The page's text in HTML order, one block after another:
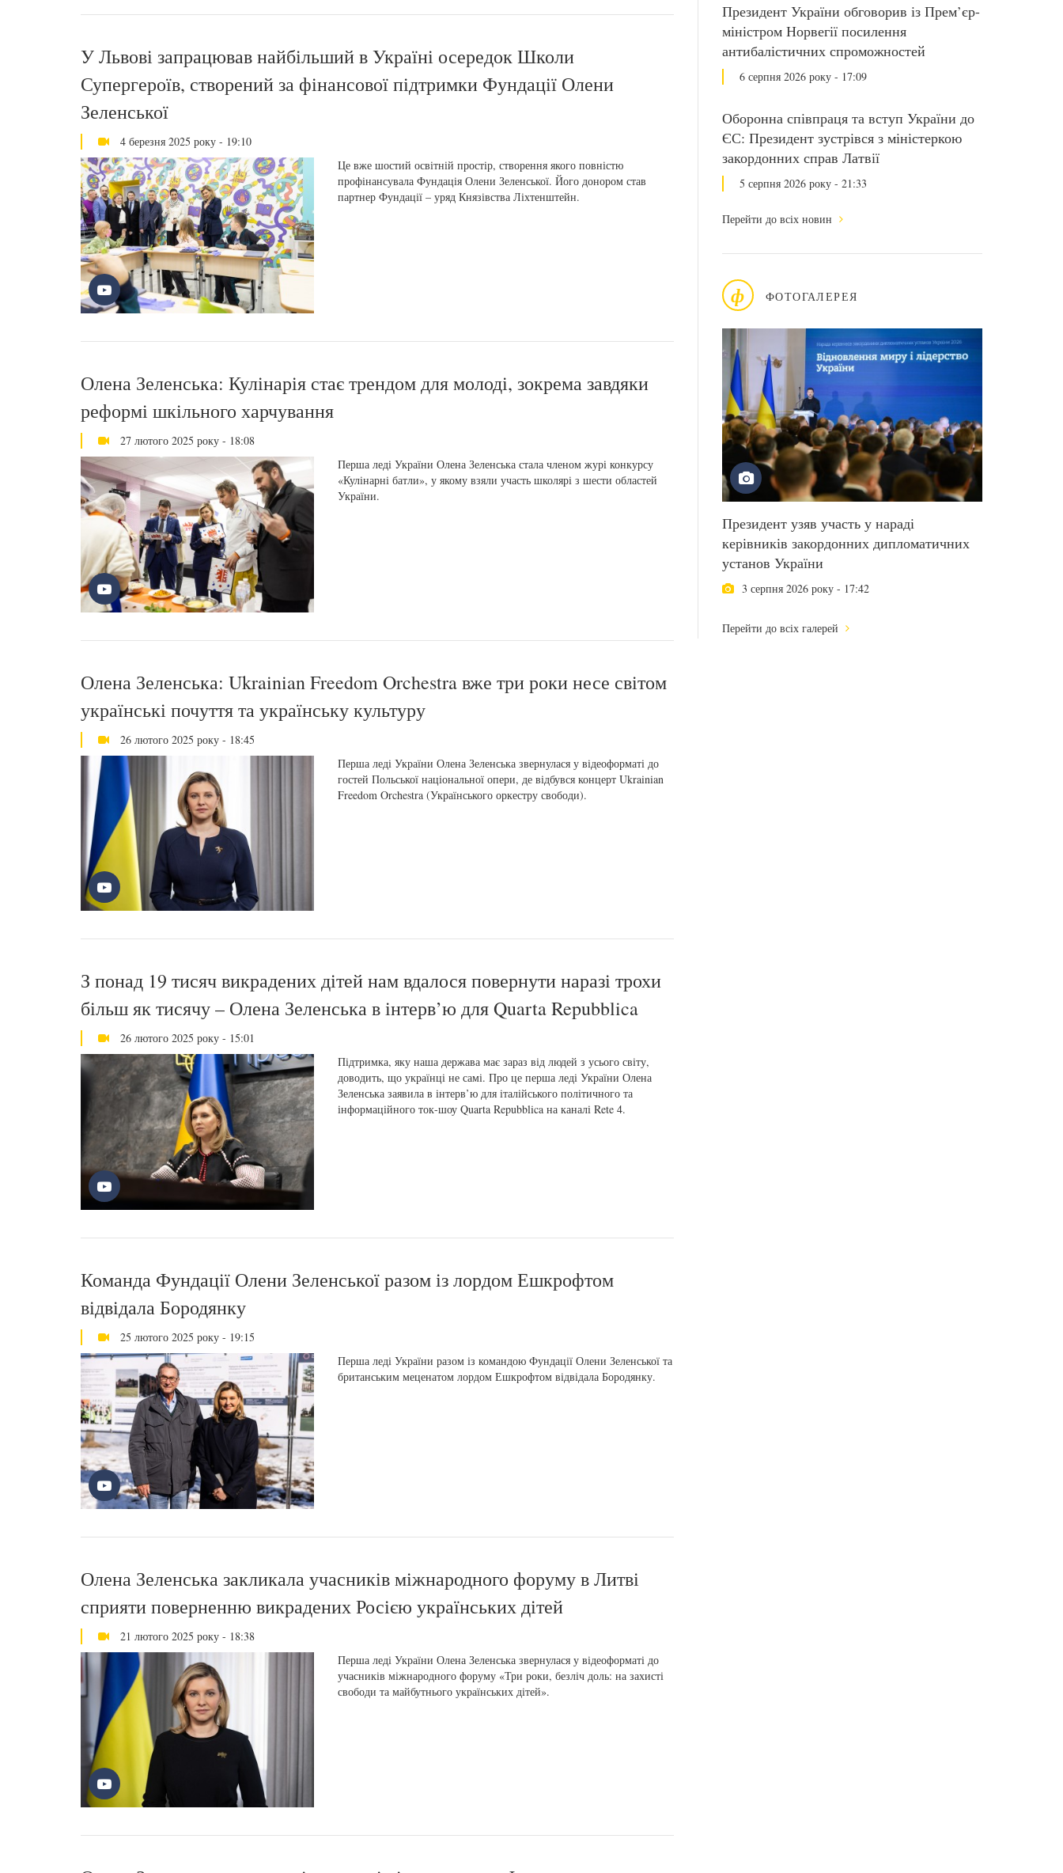
Президент України обговорив із Прем’єр-
міністром Норвегії посилення
антибалістичних спроможностей
6 серпня 2026 року - 17:09
Оборонна співпраця та вступ України до
ЄС: Президент зустрівся з міністеркою
закордонних справ Латвії
5 серпня 2026 року - 21:33
Перейти до всіх новин
ф ФОТОГАЛЕРЕЯ
Президент узяв участь у нараді
керівників закордонних дипломатичних
установ України
3 серпня 2026 року - 17:42
Перейти до всіх галерей
У Львові запрацював найбільший в Україні осередок Школи
Супергероїв, створений за фінансової підтримки Фундації Олени
Зеленської
4 березня 2025 року - 19:10
Це вже шостий освітній простір, створення якого повністю
профінансувала Фундація Олени Зеленської. Його донором став
партнер Фундації – уряд Князівства Ліхтенштейн.
Олена Зеленська: Кулінарія стає трендом для молоді, зокрема завдяки
реформі шкільного харчування
27 лютого 2025 року - 18:08
Перша леді України Олена Зеленська стала членом журі конкурсу
«Кулінарні батли», у якому взяли участь школярі з шести областей
України.
Олена Зеленська: Ukrainian Freedom Orchestra вже три роки несе світом
українські почуття та українську культуру
26 лютого 2025 року - 18:45
Перша леді України Олена Зеленська звернулася у відеоформаті до
гостей Польської національної опери, де відбувся концерт Ukrainian
Freedom Orchestra (Українського оркестру свободи).
З понад 19 тисяч викрадених дітей нам вдалося повернути наразі трохи
більш як тисячу – Олена Зеленська в інтерв’ю для Quarta Repubblica
26 лютого 2025 року - 15:01
Підтримка, яку наша держава має зараз від людей з усього світу,
доводить, що українці не самі. Про це перша леді України Олена
Зеленська заявила в інтерв’ю для італійського політичного та
інформаційного ток-шоу Quarta Repubblica на каналі Rete 4.
Команда Фундації Олени Зеленської разом із лордом Ешкрофтом
відвідала Бородянку
25 лютого 2025 року - 19:15
Перша леді України разом із командою Фундації Олени Зеленської та
британським меценатом лордом Ешкрофтом відвідала Бородянку.
Олена Зеленська закликала учасників міжнародного форуму в Литві
сприяти поверненню викрадених Росією українських дітей
21 лютого 2025 року - 18:38
Перша леді України Олена Зеленська звернулася у відеоформаті до
учасників міжнародного форуму «Три роки, безліч доль: на захисті
свободи та майбутнього українських дітей».